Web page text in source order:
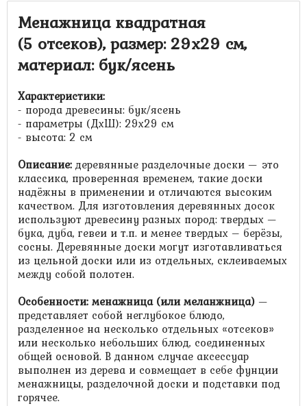
Менажница квадратная
(5 отсеков), размер: 29х29 см,
материал: бук/ясень
Характеристики:
- порода древесины: бук/ясень
- параметры (ДхШ): 29х29 см
- высота: 2 см
Описание: деревянные разделочные доски — это
классика, проверенная временем, такие доски
надёжны в применении и отличаются высоким
качеством. Для изготовления деревянных досок
используют древесину разных пород: твердых —
бука, дуба, гевеи и т.п. и менее твердых – берёзы,
сосны. Деревянные доски могут изготавливаться
из цельной доски или из отдельных, склеиваемых
между собой полотен.
Особенности: менажница (или меланжница) —
представляет собой неглубокое блюдо,
разделенное на несколько отдельных «отсеков»
или несколько небольших блюд, соединенных
общей основой. В данном случае аксессуар
выполнен из дерева и совмещает в себе фунции
менажницы, разделочной доски и подставки под
горячее.